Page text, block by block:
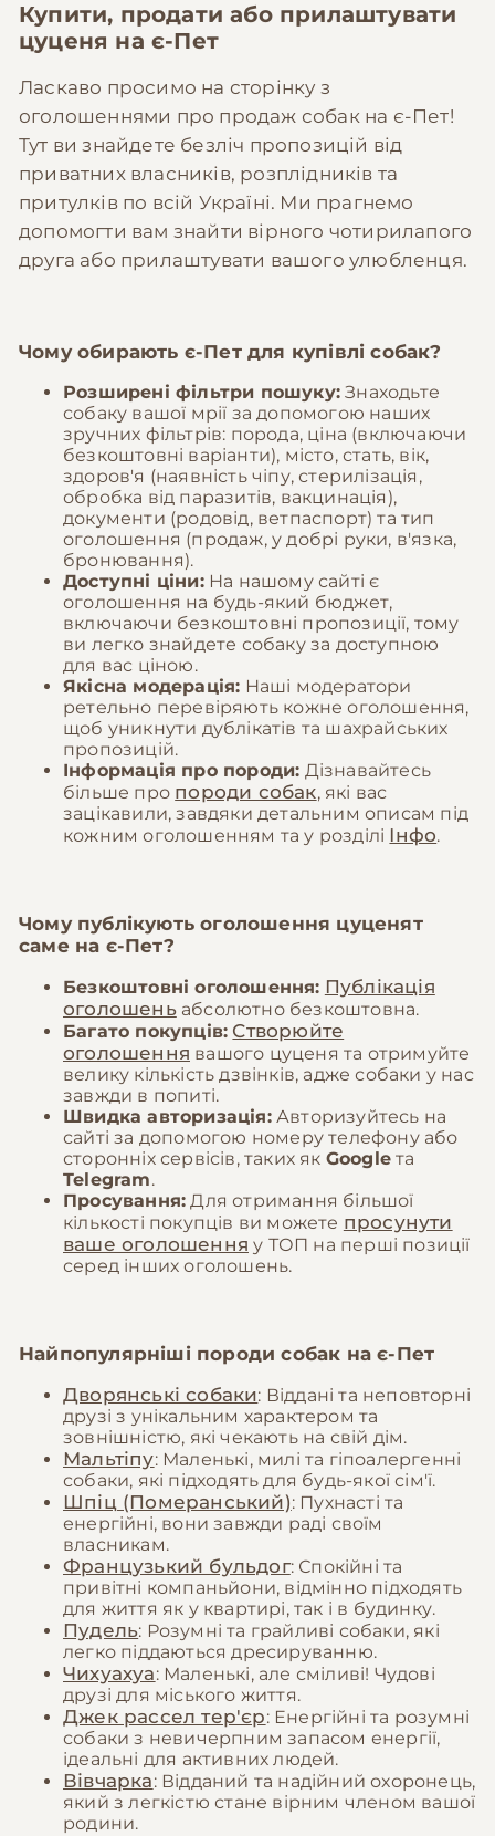
Купити, продати або прилаштувати
цуценя на є-Пет
Ласкаво просимо на сторінку з
оголошеннями про продаж собак на є-Пет!
Тут ви знайдете безліч пропозицій від
приватних власників, розплідників та
притулків по всій Україні. Ми прагнемо
допомогти вам знайти вірного чотирилапого
друга або прилаштувати вашого улюбленця.
Чому обирають є-Петдля купівлі собак?
Розширені фільтри пошуку: Знаходьте
собаку вашої мрії за допомогою наших
зручних фільтрів: порода, ціна (включаючи
безкоштовні варіанти), місто, стать, вік,
здоров'я (наявність чіпу, стерилізація,
обробка від паразитів, вакцинація),
документи (родовід, ветпаспорт) та тип
оголошення (продаж, у добрі руки, в'язка,
бронювання).
Доступні ціни:На нашому сайті є
оголошення на будь-який бюджет,
включаючи безкоштовні пропозиції, тому
ви легко знайдете собаку за доступною
для вас ціною.
Якісна модерація: Наші модератори
ретельно перевіряють кожне оголошення,
щоб уникнути дублікатів та шахрайських
пропозицій.
Інформація про породи: Дізнавайтесь
більше про породи собак, які вас
зацікавили, завдяки детальним описам під
кожним оголошенням та у розділі Інфо.
Чому публікують оголошення цуценят
саме на є-Пет?
Безкоштовні оголошення: Публікація
оголошеньабсолютно безкоштовна.
Багато покупців: Створюйте
оголошення вашого цуценя та отримуйте
велику кількість дзвінків, адже собаки у нас
завжди в попиті.
Швидка авторизація:Авторизуйтесь на
сайті за допомогою номеру телефону або
сторонніх сервісів, таких як Google та
Telegram.
Просування: Для отримання більшої
кількості покупців ви можете просунути
ваше оголошення у ТОП на перші позиції
серед інших оголошень.
Найпопулярніші породи собак нає-Пет
Дворянські собаки: Віддані та неповторні
друзі з унікальним характером та
зовнішністю, які чекають на свій дім.
Мальтіпу: Маленькі, милі та гіпоалергенні
собаки, які підходять для будь-якої сім'ї.
Шпіц (Померанський): Пухнасті та
енергійні, вони завжди раді своїм
власникам.
Французький бульдог: Спокійні та
привітні компаньйони, відмінно підходять
для життя як у квартирі, так і в будинку.
Пудель: Розумні та грайливі собаки, які
легко піддаються дресируванню.
Чихуахуа: Маленькі, але сміливі! Чудові
друзі для міського життя.
Джек рассел тер'єр: Енергійні та розумні
собаки з невичерпним запасом енергії,
ідеальні для активних людей.
Вівчарка: Відданий та надійний охоронець,
який з легкістю стане вірним членом вашої
родини.